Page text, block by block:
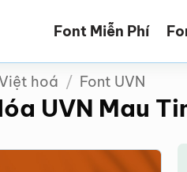
Font Miễn Phí
hoá / Font UVN
UVN Mau